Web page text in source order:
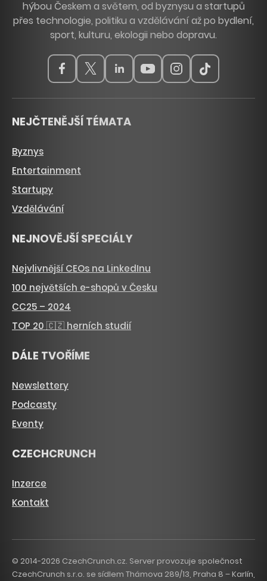
hýbou Českem a světem, od byznysu a startupů
přes technologie, politiku a vzdělávání až po bydlení,
sport, kulturu, ekologii nebo dopravu.
NEJČTENĚJŠÍ TÉMATA
Byznys
Entertainment
Startupy
Vzdělávání
NEJNOVĚJŠÍ SPECIÁLY
Nejvlivnější CEOs na LinkedInu
100 největších e-shopů v Česku
CC25 – 2024
TOP 20 🇨🇿 herních studií
DÁLE TVOŘÍME
Newslettery
Podcasty
Eventy
CZECHCRUNCH
Inzerce
Kontakt
© 2014-2026 CzechCrunch.cz. Server provozuje společnost
CzechCrunch s.r.o. se sídlem Thámova 289/13, Praha 8 – Karlín,